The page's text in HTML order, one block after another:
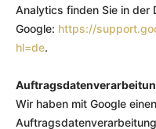
Analytics finden Sie in der
Google: https://
hl=de.
Wir haben mit Google